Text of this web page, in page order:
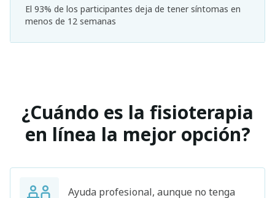
El 93% de los participantes deja de tener síntomas en
menos de 12 semanas
¿Cuándo es la fisioterapia
en línea la mejor opción?
Ayuda profesional, aunque no tenga